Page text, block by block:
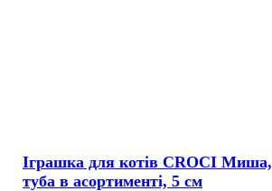
Іграшка для котів CROCI Миша,
туба в асортименті, 5 см